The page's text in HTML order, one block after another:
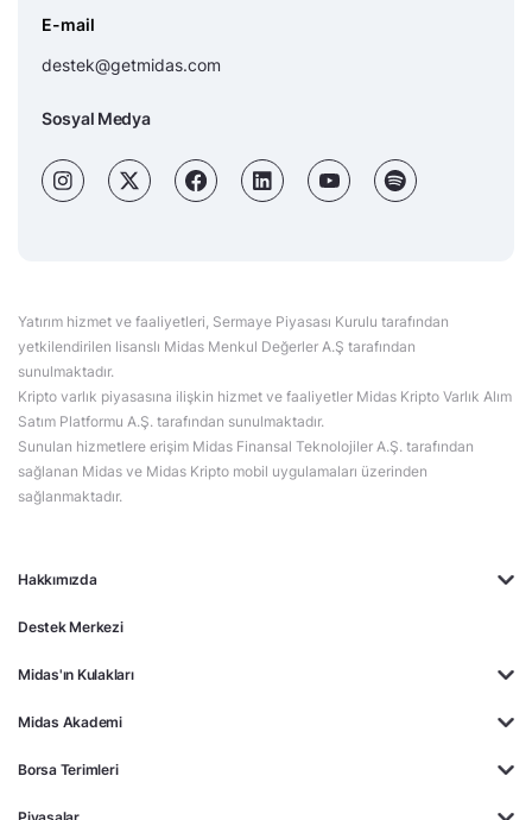
Hakkımızda
Destek Merkezi
Midas'ın Kulakları
Midas Akademi
Borsa Terimleri
E-mail
destek@getmidas.com
Sosyal Medya
Yatırım hizmet ve faaliyetleri, Sermaye Piyasası Kurulu tarafından
yetkilendirilen lisanslı Midas Menkul Değerler A.Ş tarafından
sunulmaktadır.
Kripto varlık piyasasına ilişkin hizmet ve faaliyetler Midas Kripto Varlık Alım
Satım Platformu A.Ş. tarafından sunulmaktadır.
Sunulan hizmetlere erişim Midas Finansal Teknolojiler A.Ş. tarafından
sağlanan Midas ve Midas Kripto mobil uygulamaları üzerinden
sağlanmaktadır.